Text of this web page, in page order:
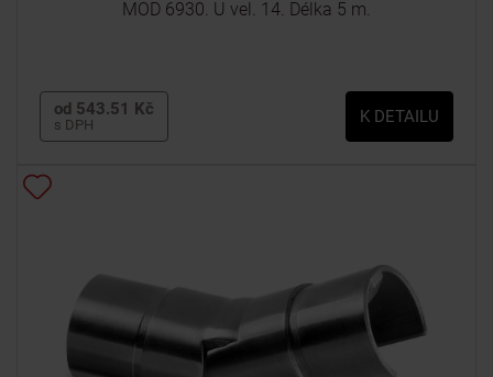
MOD 6930. U vel. 14. Délka 5 m.
od 543.51 Kč
s DPH K DETAILU